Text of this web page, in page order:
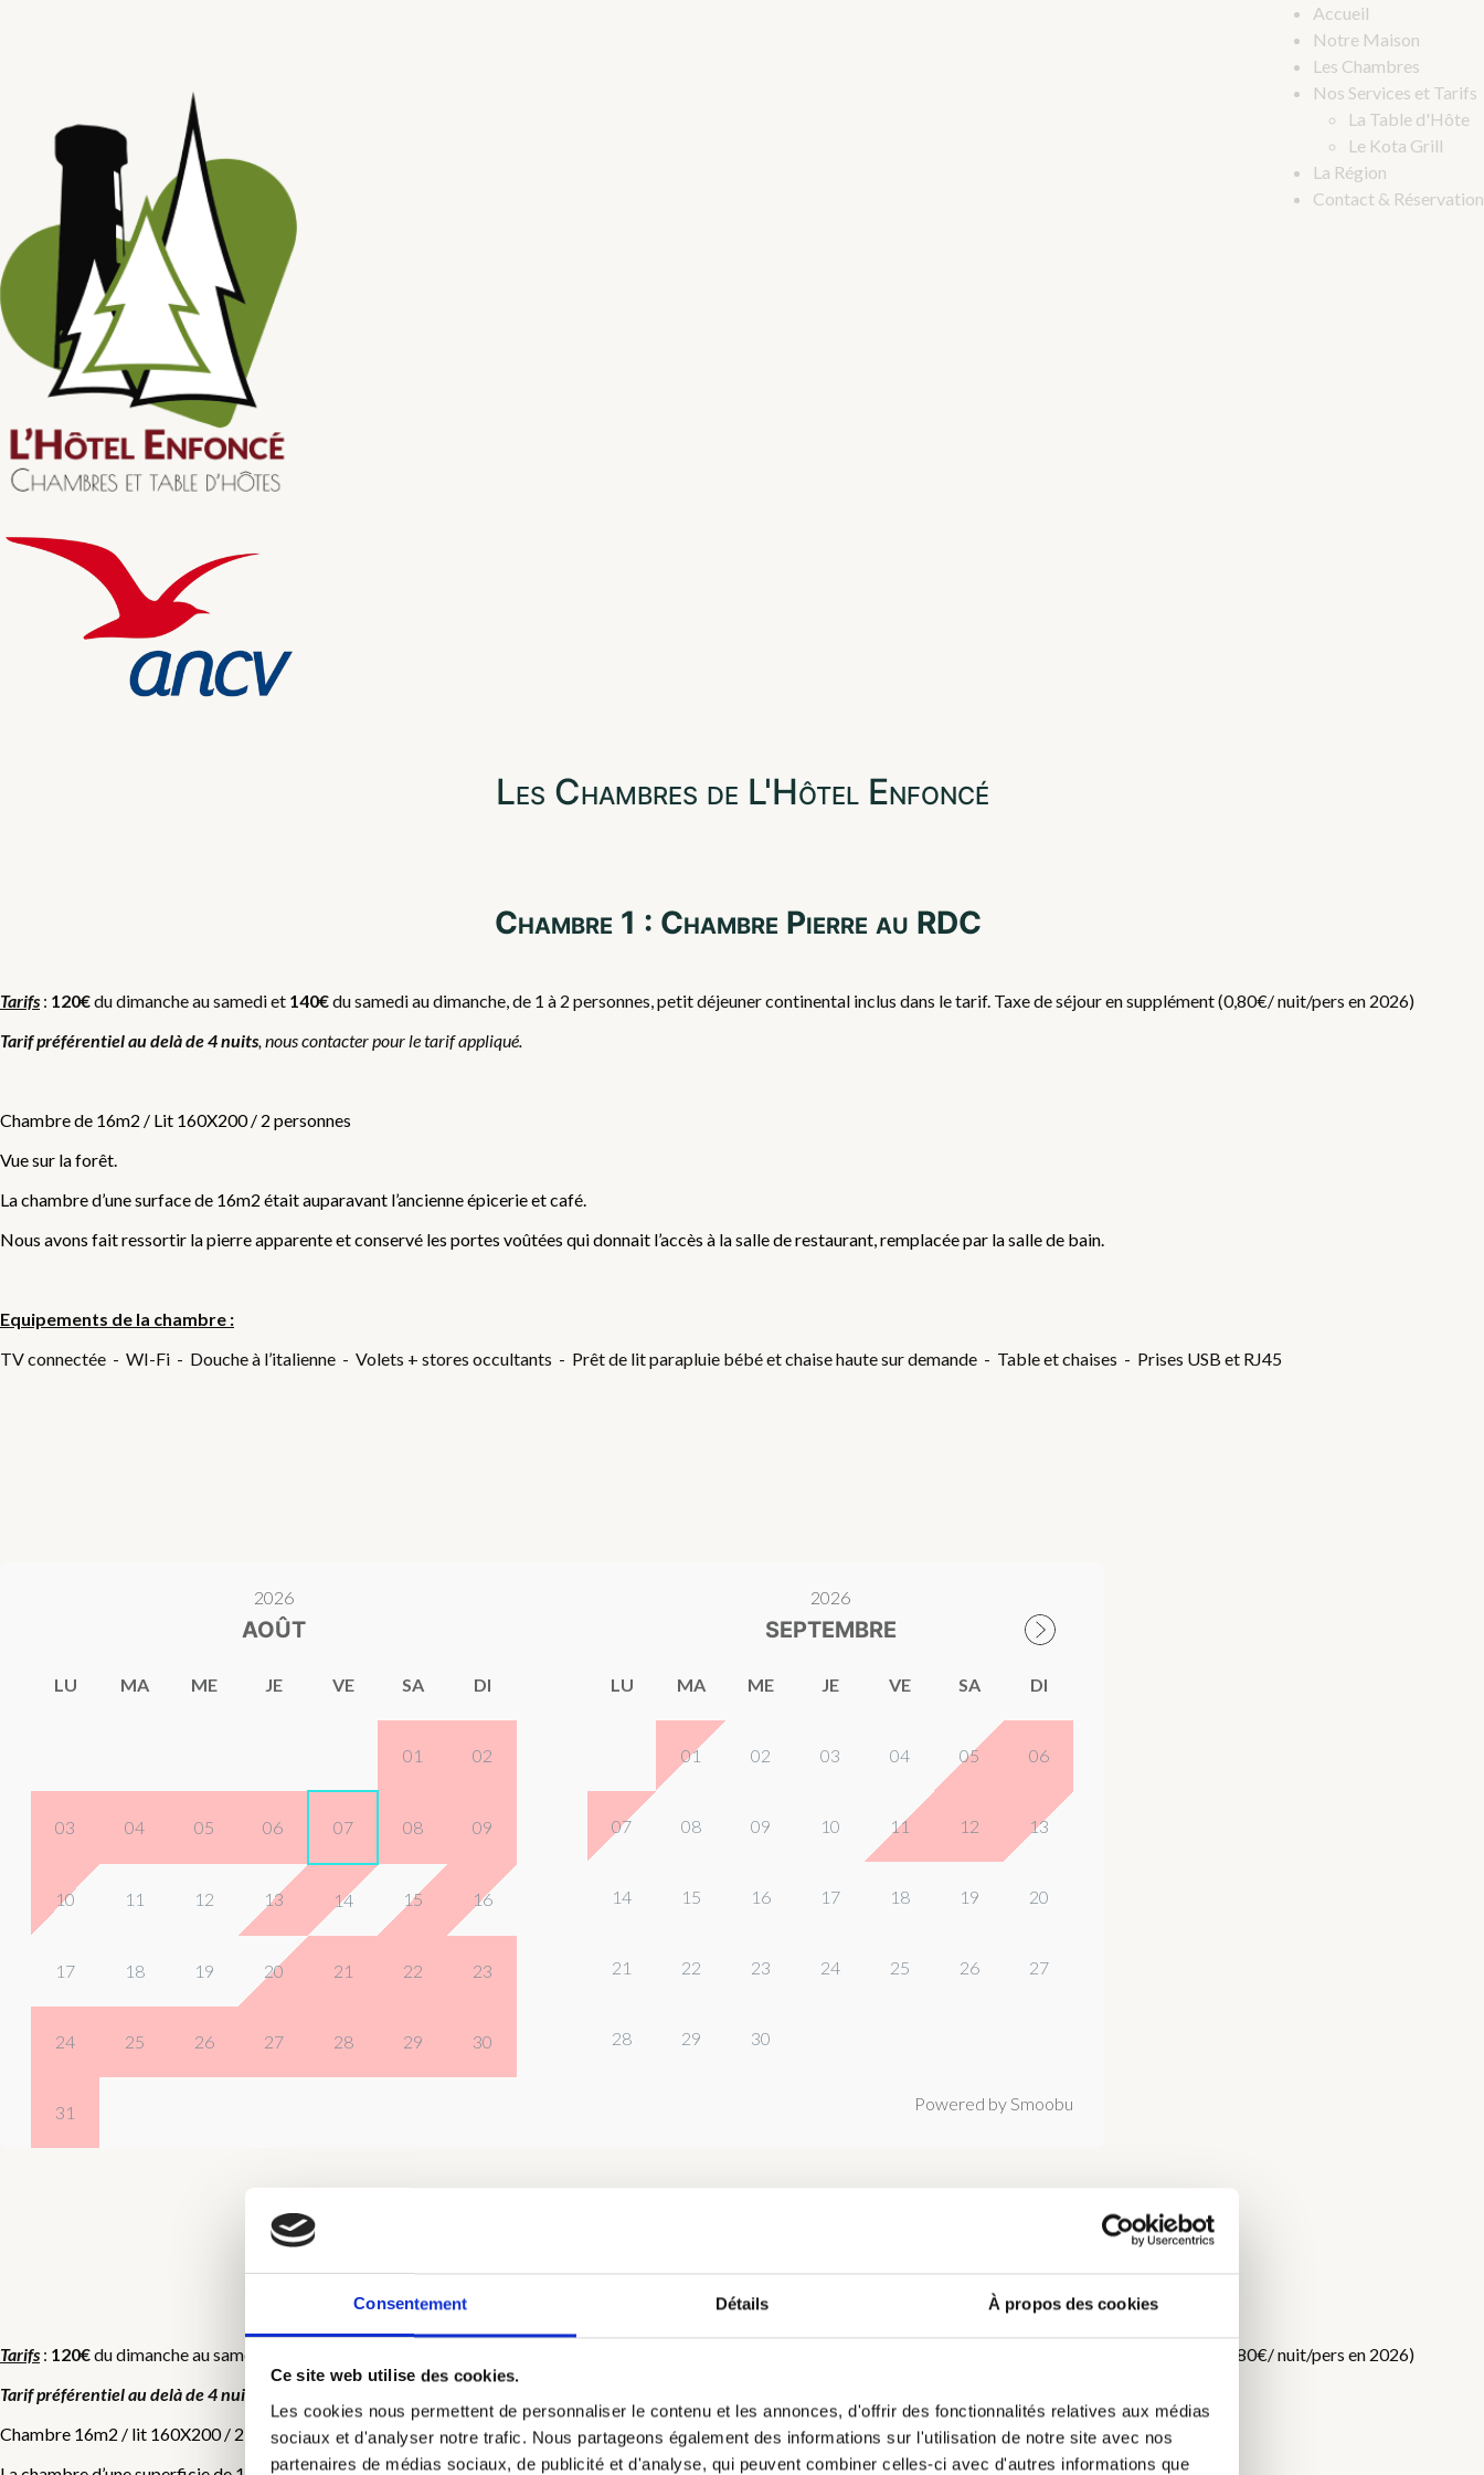
Consentement Détails À propos des cookies
Ce site web utilise des cookies.
Les cookies nous permettent de personnaliser le contenu et les annonces, d'offrir des fonctionnalités relatives aux médias
sociaux et d'analyser notre trafic. Nous partageons également des informations sur l'utilisation de notre site avec nos
partenaires de médias sociaux, de publicité et d'analyse, qui peuvent combiner celles-ci avec d'autres informations que
Accueil
Notre Maison
Les Chambres
Nos Services et Tarifs
La Table d'Hôte
Le Kota Grill
La Région
Contact & Réservation
Les Chambres de L'Hôtel Enfoncé
Chambre 1 : Chambre Pierre au RDC
Tarifs : 120€du dimanche au samedi et 140€du samedi au dimanche, de 1 à 2 personnes, petit déjeuner continental inclus dans le tarif. Taxe de séjour en supplément (0,80€/ nuit/pers en 2026)
Tarif préférentiel au delà de 4 nuits, nous contacter pour le tarif appliqué.
Chambre de 16m2 / Lit 160X200 / 2 personnes
Vue sur la forêt.
La chambre d’une surface de 16m2 était auparavant l’ancienne épicerie et café.
Nous avons fait ressortir la pierre apparente et conservé les portes voûtées qui donnait l’accès à la salle de restaurant, remplacée par la salle de bain.
Equipements de la chambre :
TV connectée - WI-Fi - Douche à l’italienne - Volets + stores occultants - Prêt de lit parapluie bébé et chaise haute sur demande - Table et chaises - Prises USB et RJ45
2026
AOÛT
LU MA ME JE VE SA DI
01 02
03 04 05 06 07 08 09
10 11 12 13 14 15 16
17 18 19 20 21 22 23
24 25 26 27 28 29 30
31
2026
SEPTEMBRE
LU MA ME JE VE SA DI
01 02 03 04 05 06
07 08 09 10 11 12 13
14 15 16 17 18 19 20
21 22 23 24 25 26 27
28 29 30
Powered by Smoobu
Chambre 2 : Chambre Bouleau au RDC
Tarifs : 120€du dimanche au samedi et
du samedi au dimanche, de 1 à 2 personnes, petit déjeuner continental inclus dans le tarif. Taxe de séjour en supplément (0,80€/ nuit/pers en 2026)
Tarif préférentiel au delà de 4 nuits
Chambre 16m2 / lit 160X200 / 2 personnes / insonorisée